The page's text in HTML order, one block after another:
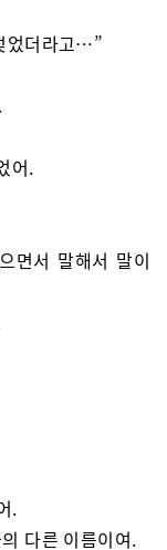
었더라고…”
어.
면서 말해서 말이
.
다른 이름이여.